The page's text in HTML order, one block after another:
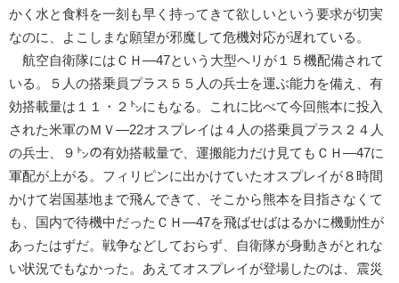
かく水と食料を一刻も早く持ってきて欲しいという要求が切実
なのに、よこしまな願望が邪魔して危機対応が遅れている。
航空自衛隊にはＣＨ―47という大型ヘリが１５機配備されて
いる。５人の搭乗員プラス５５人の兵士を運ぶ能力を備え、有
効搭載量は１１・２㌧にもなる。これに比べて今回熊本に投入
された米軍のＭＶ―22オスプレイは４人の搭乗員プラス２４人
の兵士、９㌧の有効搭載量で、運搬能力だけ見てもＣＨ―47に
軍配が上がる。フィリピンに出かけていたオスプレイが８時間
かけて岩国基地まで飛んできて、そこから熊本を目指さなくて
も、国内で待機中だったＣＨ―47を飛ばせばはるかに機動性が
あったはずだ。戦争などしておらず、自衛隊が身動きがとれな
い状況でもなかった。あえてオスプレイが登場したのは、震災